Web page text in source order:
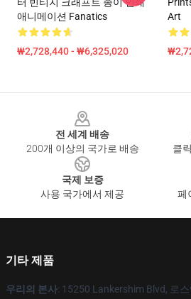
애니메이션 Fanatics
₩2,728,440 - ₩6,325,020
Art
전 세계 배송
200개 이상의 국가로 배송
클
국제 보증
사용 국가에서 제공
페
기타 제품
우리의 본사: 15250 Lankershim Blvd, 로